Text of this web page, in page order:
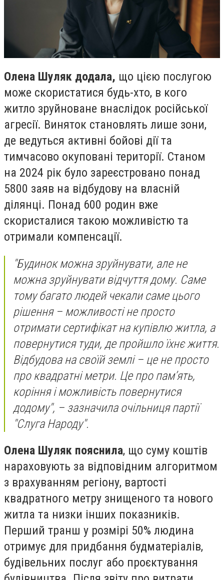
Олена Шуляк додала, що цією послугою
може скористатися будь-хто, в кого
житло зруйноване внаслідок російської
агресії. Виняток становлять лише зони,
де ведуться активні бойові дії та
тимчасово окуповані території. Станом
на 2024 рік було зареєстровано понад
5800 заяв на відбудову на власній
ділянці. Понад 600 родин вже
скористалися такою можливістю та
отримали компенсації.
"Будинок можна зруйнувати, але не
можна зруйнувати відчуття дому. Саме
тому багато людей чекали саме цього
рішення – можливості не просто
отримати сертифікат на купівлю житла, а
повернутися туди, де пройшло їхнє життя.
Відбудова на своїй землі – це не просто
про квадратні метри. Це про пам’ять,
коріння і можливість повернутися
додому", – зазначила очільниця партії
"Слуга Народу".
Олена Шуляк пояснила, що суму коштів
нараховують за відповідним алгоритмом
з врахуванням регіону, вартості
квадратного метру знищеного та нового
житла та низки інших показників.
Перший транш у розмірі 50% людина
отримує для придбання будматеріалів,
будівельних послуг або проєктування